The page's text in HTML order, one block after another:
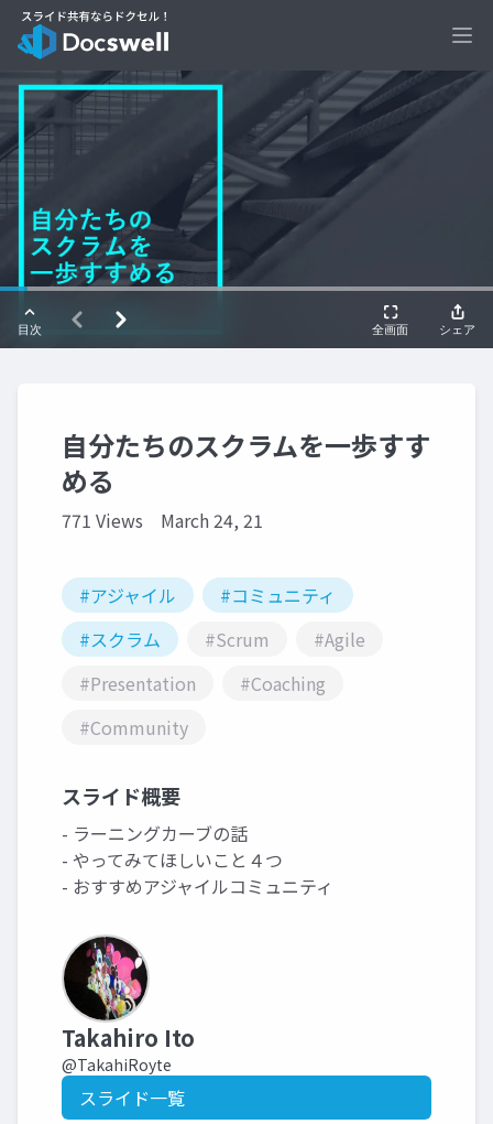
自分たちのスクラムを一歩すす
める
771 Views March 24, 21
#アジャイル
#コミュニティ
#スクラム
#Scrum
#Agile
#Presentation
#Coaching
#Community
スライド概要
- ラーニングカーブの話
- やってみてほしいこと４つ
- おすすめアジャイルコミュニティ
Takahiro Ito
@TakahiRoyte
スライド一覧